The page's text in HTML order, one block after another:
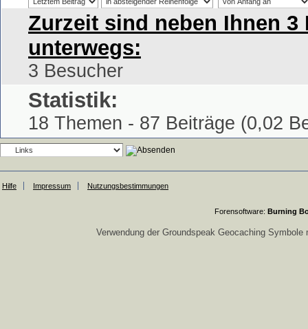
Zurzeit sind neben Ihnen
unterwegs:
3 Besucher
Statistik:
18 Themen - 87 Beiträge (0,02
Hilfe Impressum Nutzungsbestimmungen
Forensoftware: Burning
Verwendung der Groundspeak Geocaching